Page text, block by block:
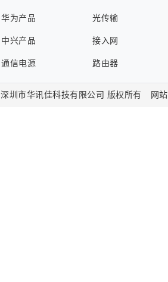
华为产品
中兴产品
通信电源
光传输
接入网
路由器
深圳市华讯佳科技有限公司 版权所有 网